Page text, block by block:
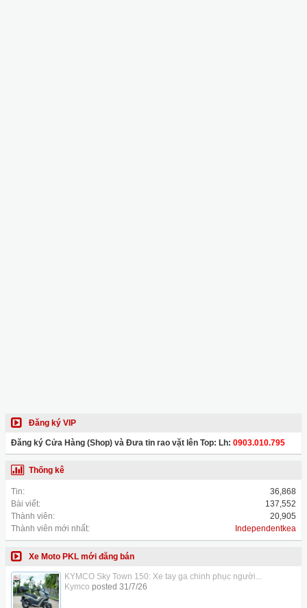
Đăng ký VIP
Đăng ký Cửa Hàng (Shop) và Đưa tin rao vặt lên Top: Lh: 0903.010.795
Thống kê
Tin:
36,868
Bài viết:
137,552
Thành viên:
20,905
Thành viên mới nhất:
Independentkea
Xe Moto PKL mới đăng bán
KYMCO Sky Town 150: Xe tay ga chinh phục người...
Kymco posted 31/7/26